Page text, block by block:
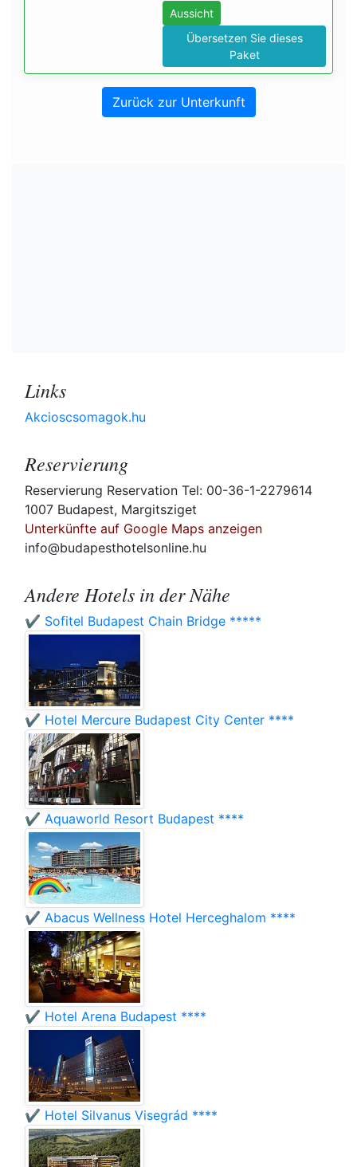
Aussicht
Übersetzen Sie dieses
Paket
Zurück zur Unterkunft
Links
Akcioscsomagok.hu
Reservierung
Reservierung Reservation Tel: 00-36-1-2279614
1007 Budapest, Margitsziget
Unterkünfte auf Google Maps anzeigen
info@budapesthotelsonline.hu
Andere Hotels in der Nähe
✔️ Sofitel Budapest Chain Bridge *****
✔️ Hotel Mercure Budapest City Center ****
✔️ Aquaworld Resort Budapest ****
✔️ Abacus Wellness Hotel Herceghalom ****
✔️ Hotel Arena Budapest ****
✔️ Hotel Silvanus Visegrád ****